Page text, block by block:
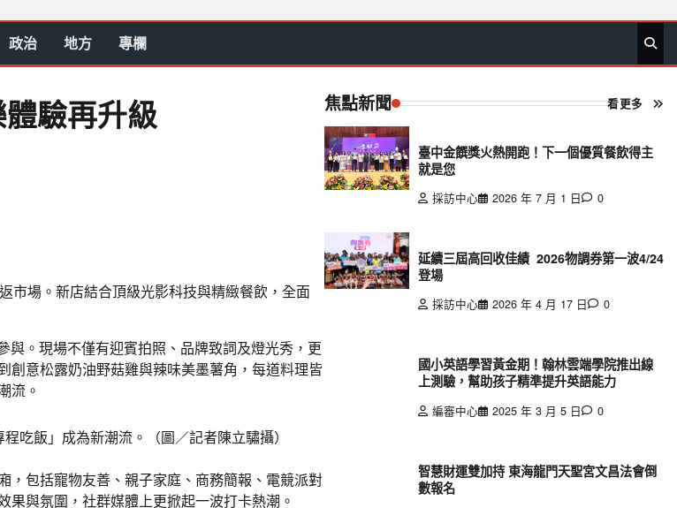
首 要 娛 生 社 文 公 運 旅 政 地
方
專
欄
政治 地方 專欄
驗再升級
市場。新店結合頂級光影科技與精緻餐飲，全面
。現場不僅有迎賓拍照、品牌致詞及燈光秀，更
創意松露奶油野菇雞與辣味美墨薯角，每道料理皆
流。
吃飯」成為新潮流。（圖／記者陳立驌攝）
，包括寵物友善、親子家庭、商務簡報、電競派對
與氛圍，社群媒體上更掀起一波打卡熱潮。
焦點新聞 看更多
臺中金饌獎火熱開跑！下一個優質餐飲得主
就是您
採訪中心 2026 年 7 月 1 日 0
延續三屆高回收佳績 2026物調券第一波4/24
登場
採訪中心 2026 年 4 月 17 日 0
國小英語學習黃金期！翰林雲端學院推出線
上測驗，幫助孩子精準提升英語能力
編審中心 2025 年 3 月 5 日 0
智慧財運雙加持 東海龍門天聖宮文昌法會倒
數報名